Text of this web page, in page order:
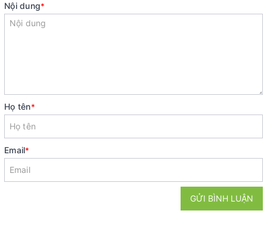
Nội dung*
Họ tên*
Email*
GỬI BÌNH LUẬN